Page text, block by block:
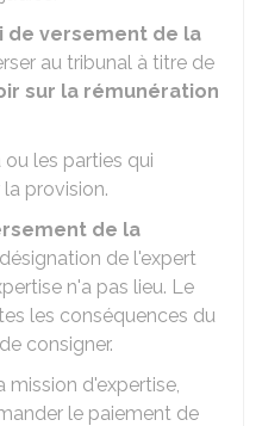
de versement de la
au tribunal à titre de
sur la rémunération
les parties qui
provision.
de la
de l'expert
n'a pas lieu. Le
les conséquences du
consigner.
mission d'expertise,
le paiement de